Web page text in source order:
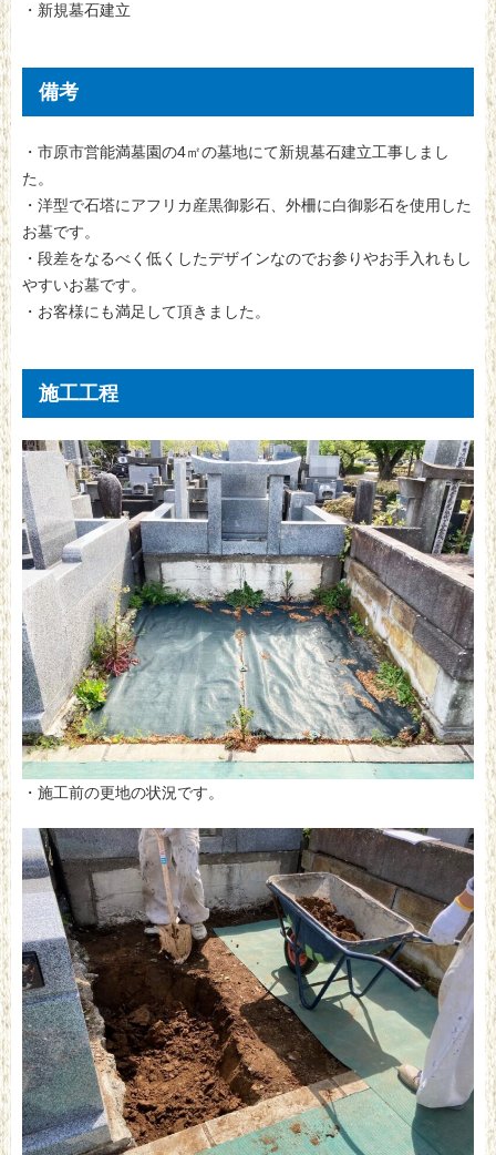
・新規墓石建立
備考
・市原市営能満墓園の4㎡の墓地にて新規墓石建立工事しまし
た。
・洋型で石塔にアフリカ産黒御影石、外柵に白御影石を使用した
お墓です。
・段差をなるべく低くしたデザインなのでお参りやお手入れもし
やすいお墓です。
・お客様にも満足して頂きました。
施工工程
・施工前の更地の状況です。